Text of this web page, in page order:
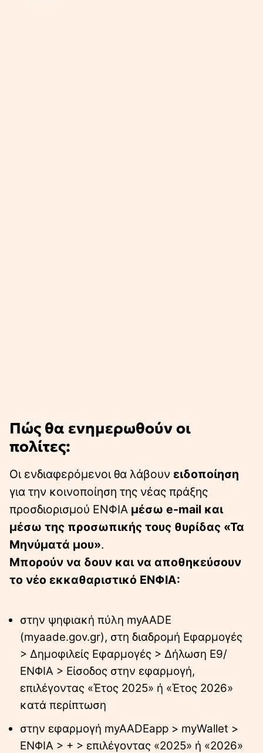
Πώς θα ενημερωθούν οι
πολίτες:
Οι ενδιαφερόμενοι θα λάβουν ειδοποίηση
για την κοινοποίηση της νέας πράξης
προσδιορισμού ΕΝΦΙΑ μέσω e-mail και
μέσω της προσωπικής τους θυρίδας «Τα
Μηνύματά μου».
Μπορούν να δουν και να αποθηκεύσουν
το νέο εκκαθαριστικό ΕΝΦΙΑ:
στην ψηφιακή πύλη myAADE
(myaade.gov.gr), στη διαδρομή Εφαρμογές
> Δημοφιλείς Εφαρμογές > Δήλωση Ε9/
ΕΝΦΙΑ > Είσοδος στην εφαρμογή,
επιλέγοντας «Έτος 2025» ή «Έτος 2026»
κατά περίπτωση
στην εφαρμογή myAADEapp > myWallet >
ΕΝΦΙΑ > + > επιλέγοντας «2025» ή «2026»